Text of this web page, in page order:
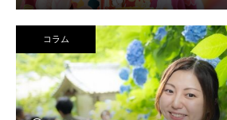
コラム